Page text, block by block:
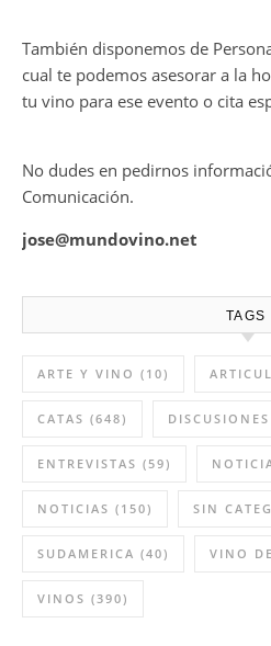
También disponemos de
cual te podemos asesorar a la
tu vino para ese evento o cita
No dudes en pedirnos
Comunicación.
jose@mundovino.net
TAGS
ARTE Y VINO (10)
CATAS (648)
ENTREVISTAS (59)
NOTICIAS (150) SIN
SUDAMERICA (40) VINO
VINOS (390)